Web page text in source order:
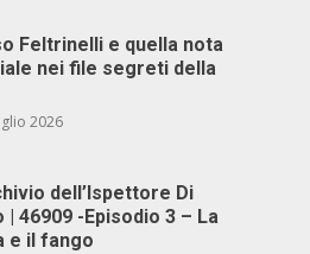
Feltrinelli e quella nota
nei file segreti della
2026
dell’Ispettore Di
| 46909 -Episodio 3 – La
e il fango